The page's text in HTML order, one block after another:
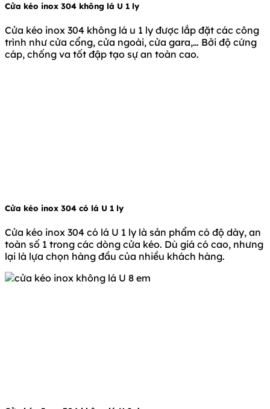
Cửa kéo inox 304 không lá U 1 ly
Cửa kéo inox 304 không lá u 1 ly được lắp đặt các công
trình như cửa cổng, cửa ngoài, cửa gara,… Bởi độ cứng
cáp, chống va tốt đập tạo sự an toàn cao.
Cửa kéo inox 304 có lá U 1 ly
Cửa kéo inox 304 có lá U 1 ly là sản phẩm có độ dày, an
toàn số 1 trong các dòng cửa kéo. Dù giá có cao, nhưng
lại là lựa chọn hàng đầu của nhiều khách hàng.